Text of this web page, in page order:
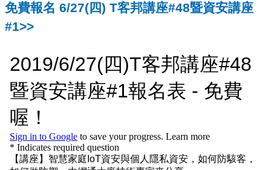
免費報名 6/27(四) T客邦講座#48暨資安講座
#1>>